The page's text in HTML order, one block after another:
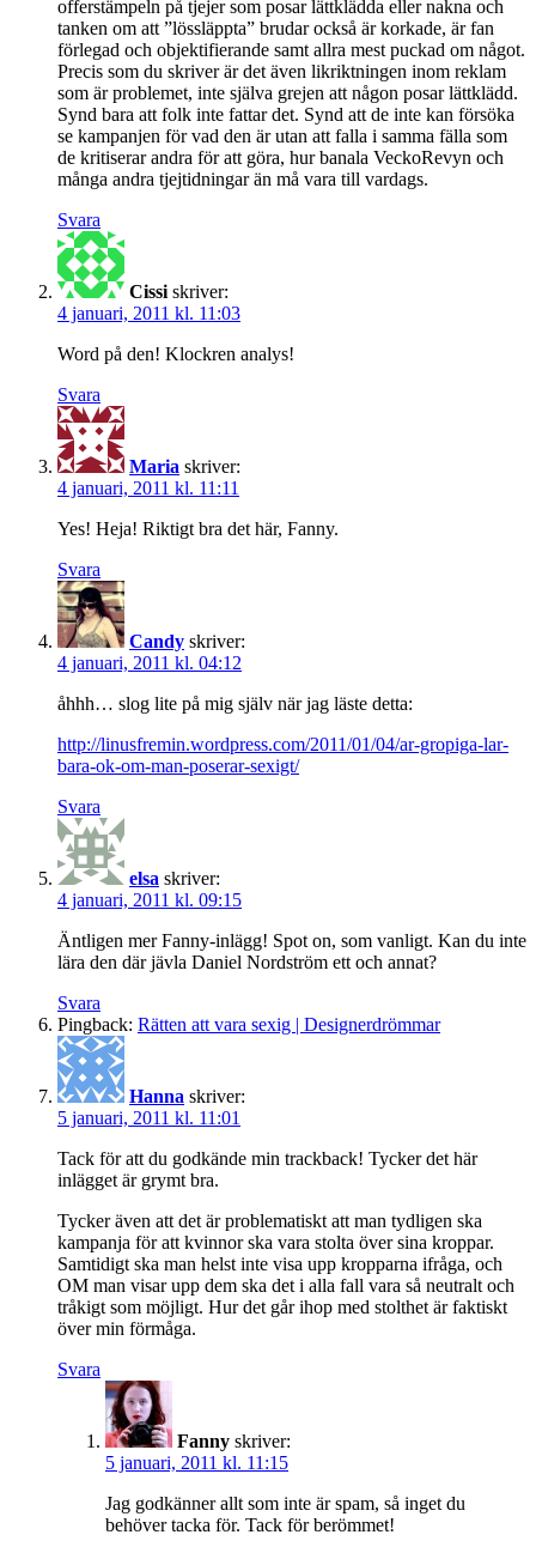
offerstämpeln på tjejer som posar lättklädda eller nakna och
tanken om att ”lössläppta” brudar också är korkade, är fan
förlegad och objektifierande samt allra mest puckad om något.
Precis som du skriver är det även likriktningen inom reklam
som är problemet, inte själva grejen att någon posar lättklädd.
Synd bara att folk inte fattar det. Synd att de inte kan försöka
se kampanjen för vad den är utan att falla i samma fälla som
de kritiserar andra för att göra, hur banala VeckoRevyn och
många andra tjejtidningar än må vara till vardags.
Svara
Cissi skriver:
4 januari, 2011 kl. 11:03
Word på den! Klockren analys!
Svara
Maria skriver:
4 januari, 2011 kl. 11:11
Yes! Heja! Riktigt bra det här, Fanny.
Svara
Candy skriver:
4 januari, 2011 kl. 04:12
åhhh… slog lite på mig själv när jag läste detta:
http://linusfremin.wordpress.com/2011/01/04/ar-gropiga-lar-
bara-ok-om-man-poserar-sexigt/
Svara
elsa skriver:
4 januari, 2011 kl. 09:15
Äntligen mer Fanny-inlägg! Spot on, som vanligt. Kan du inte
lära den där jävla Daniel Nordström ett och annat?
Svara
Pingback: Rätten att vara sexig | Designerdrömmar
Hanna skriver:
5 januari, 2011 kl. 11:01
Tack för att du godkände min trackback! Tycker det här
inlägget är grymt bra.
Tycker även att det är problematiskt att man tydligen ska
kampanja för att kvinnor ska vara stolta över sina kroppar.
Samtidigt ska man helst inte visa upp kropparna ifråga, och
OM man visar upp dem ska det i alla fall vara så neutralt och
tråkigt som möjligt. Hur det går ihop med stolthet är faktiskt
över min förmåga.
Svara
Fanny skriver:
5 januari, 2011 kl. 11:15
Jag godkänner allt som inte är spam, så inget du
behöver tacka för. Tack för berömmet!